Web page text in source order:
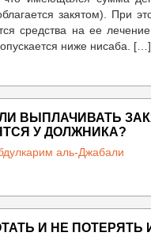
закятом). При
средства на ее
ниже нисаба. […]
ВЫПЛАЧИВАТЬ
У ДОЛЖНИКА?
аль-Джабали
И НЕ ПОТЕРЯТЬ